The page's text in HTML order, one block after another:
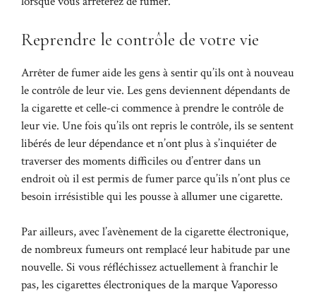
Reprendre le contrôle de votre vie
Arrêter de fumer aide les gens à sentir qu’ils ont à nouveau
le contrôle de leur vie. Les gens deviennent dépendants de
la cigarette et celle-ci commence à prendre le contrôle de
leur vie. Une fois qu’ils ont repris le contrôle, ils se sentent
libérés de leur dépendance et n’ont plus à s’inquiéter de
traverser des moments difficiles ou d’entrer dans un
endroit où il est permis de fumer parce qu’ils n’ont plus ce
besoin irrésistible qui les pousse à allumer une cigarette.
Par ailleurs, avec l’avènement de la cigarette électronique,
de nombreux fumeurs ont remplacé leur habitude par une
nouvelle. Si vous réfléchissez actuellement à franchir le
pas, les cigarettes électroniques de la marque Vaporesso